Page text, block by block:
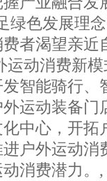
绿色发展理
者渴望亲近
动消费新模
智能骑行、
运动装备门
中心，开拓
户外运动消
动消费潜